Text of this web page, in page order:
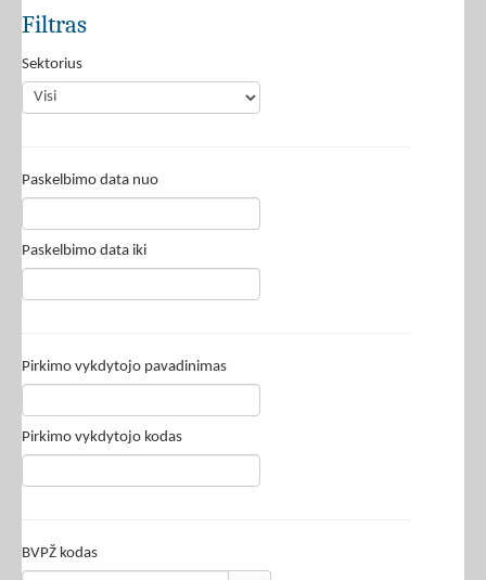
Filtras
Sektorius
Paskelbimo data nuo
Paskelbimo data iki
Pirkimo vykdytojo pavadinimas
Pirkimo vykdytojo kodas
BVPŽ kodas